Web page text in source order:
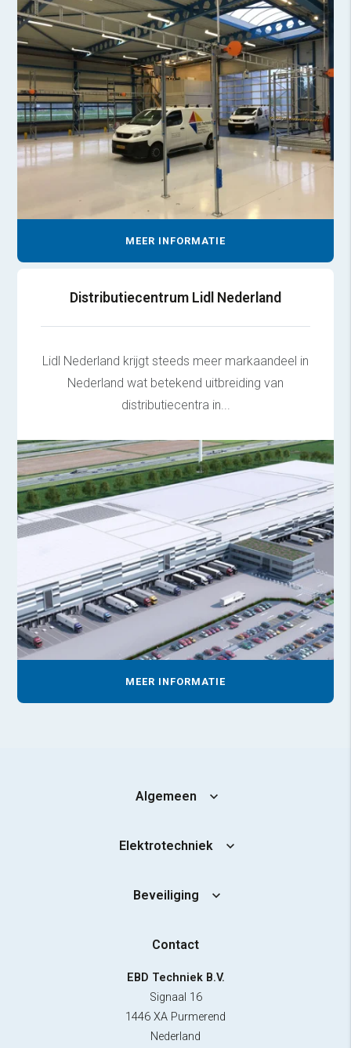
MEER INFORMATIE
Distributiecentrum Lidl Nederland
Lidl Nederland krijgt steeds meer markaandeel in
Nederland wat betekend uitbreiding van
distributiecentra in...
MEER INFORMATIE
Algemeen
Elektrotechniek
Beveiliging
Contact
EBD Techniek B.V.
Signaal 16
1446 XA Purmerend
Nederland